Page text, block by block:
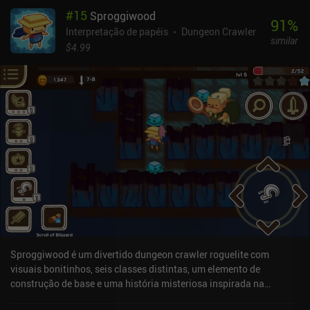
aspectos. Por um lado, o jogo apresenta sprites gerados por IA e
um recurso de batalha e busca automáticas para que você quase
não precise fazer nada manualmente. Também há anúncios
próximo anúncio, e eles nunca interrompem a jogabilidade, pois só
aparecem quando saímos de um menu. Por outro lado, a
exploração, a criação e o combate são muito parecidos com a
maioria dos antigos RPGs em primeira pessoa baseados em
turnos, embora só possamos nos mover para frente e para trás. É
uma mistura um pouco estranha de velho e novo. Apesar das
falhas, achei a natureza relaxante do jogo bastante agradável. E,
embora a música em todas as áreas seja apenas "razoável", há
muitos sons atmosféricos que ajudam a dar vida ao mundo e,
principalmente, a Gomori. Hole of Abaddon é monetizado por meio
de anúncios forçados, anúncios incentivados e um iAP de US$ 5,99
para remover todos os anúncios. No geral, vale a pena
experimentar para qualquer fã de RPG da velha guarda.
#15 Sproggiwood
Interpretação de papéis
Dungeon Crawler
$4.99
91%
similar
Sproggiwood é um divertido dungeon crawler roguelite com
visuais bonitinhos, seis classes distintas, um elemento de
construção de base e uma história misteriosa inspirada na